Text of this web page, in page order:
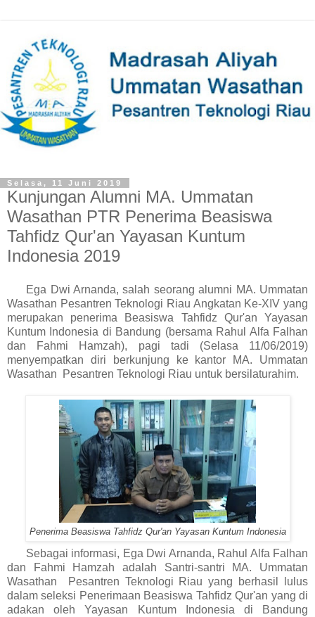
Selasa, 11 Juni 2019
Kunjungan Alumni MA. Ummatan
Wasathan PTR Penerima Beasiswa
Tahfidz Qur'an Yayasan Kuntum
Indonesia 2019
Ega Dwi Arnanda, salah seorang alumni MA. Ummatan
Wasathan Pesantren Teknologi Riau Angkatan Ke-XIV yang
merupakan penerima Beasiswa Tahfidz Qur'an Yayasan
Kuntum Indonesia di Bandung (bersama Rahul Alfa Falhan
dan Fahmi Hamzah), pagi tadi (Selasa 11/06/2019)
menyempatkan diri berkunjung ke kantor MA. Ummatan
Wasathan Pesantren Teknologi Riau untuk bersilaturahim.
Penerima Beasiswa Tahfidz Qur'an Yayasan Kuntum Indonesia
Sebagai informasi, Ega Dwi Arnanda, Rahul Alfa Falhan
dan Fahmi Hamzah adalah Santri-santri MA. Ummatan
Wasathan Pesantren Teknologi Riau yang berhasil lulus
dalam seleksi Penerimaan Beasiswa Tahfidz Qur'an yang di
adakan oleh Yayasan Kuntum Indonesia di Bandung